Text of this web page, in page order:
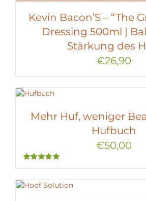
Kevin Bacon’S – “The
Dressing 500ml |
Stärkung des
€26,90
Mehr Huf, weniger
Hufbuch
5
€50,00